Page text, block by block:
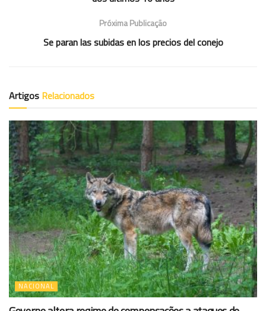
Próxima Publicação
Se paran las subidas en los precios del conejo
Artigos Relacionados
NACIONAL